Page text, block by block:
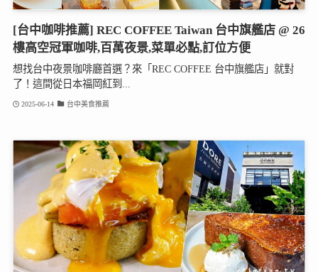
[台中咖啡推薦] REC COFFEE Taiwan 台中旗艦店 @ 26
樓高空冠軍咖啡,百萬夜景,菜單必點,訂位方便
想找台中夜景咖啡廳首選？來「REC COFFEE 台中旗艦店」就對
了！這間從日本福岡紅到...
2025-06-14 台中美食推薦